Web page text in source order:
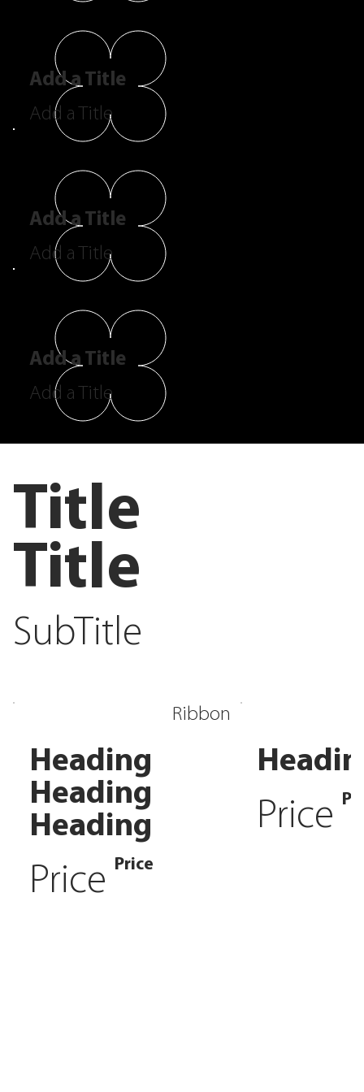
Add a Title
Add a Title
Add a Title
Add a Title
Add a Title
Add a Title
Title
Title
SubTitle
Ribbon
Heading
Heading
Heading
Price Price
Price